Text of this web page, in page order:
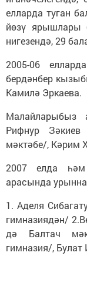
елларда туган
йөзү ярышлары
нигезендә, 29
2005-06
бердәнбер
Камилә Эркаева.
Малайларыбыз
Рифнур
мәктәбе/, Кәрим
2007 елда
арасында
1. Аделя
гимназиядән/
дә Балтач
гимназия/,